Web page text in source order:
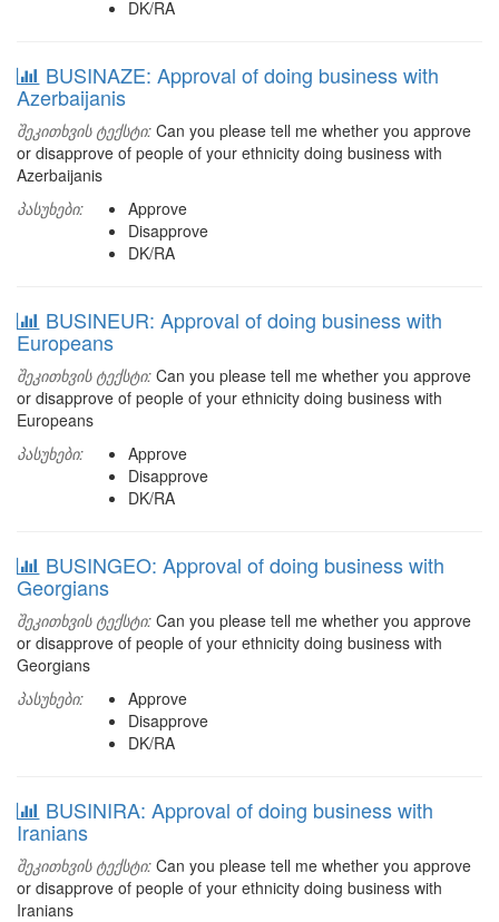
DK/RA
BUSINAZE: Approval of doing business with
Azerbaijanis
შეკითხვის ტექსტი: Can you please tell me whether you approve
or disapprove of people of your ethnicity doing business with
Azerbaijanis
პასუხები:
Approve
Disapprove
DK/RA
BUSINEUR: Approval of doing business with
Europeans
შეკითხვის ტექსტი: Can you please tell me whether you approve
or disapprove of people of your ethnicity doing business with
Europeans
პასუხები:
Approve
Disapprove
DK/RA
BUSINGEO: Approval of doing business with
Georgians
შეკითხვის ტექსტი: Can you please tell me whether you approve
or disapprove of people of your ethnicity doing business with
Georgians
პასუხები:
Approve
Disapprove
DK/RA
BUSINIRA: Approval of doing business with
Iranians
შეკითხვის ტექსტი: Can you please tell me whether you approve
or disapprove of people of your ethnicity doing business with
Iranians